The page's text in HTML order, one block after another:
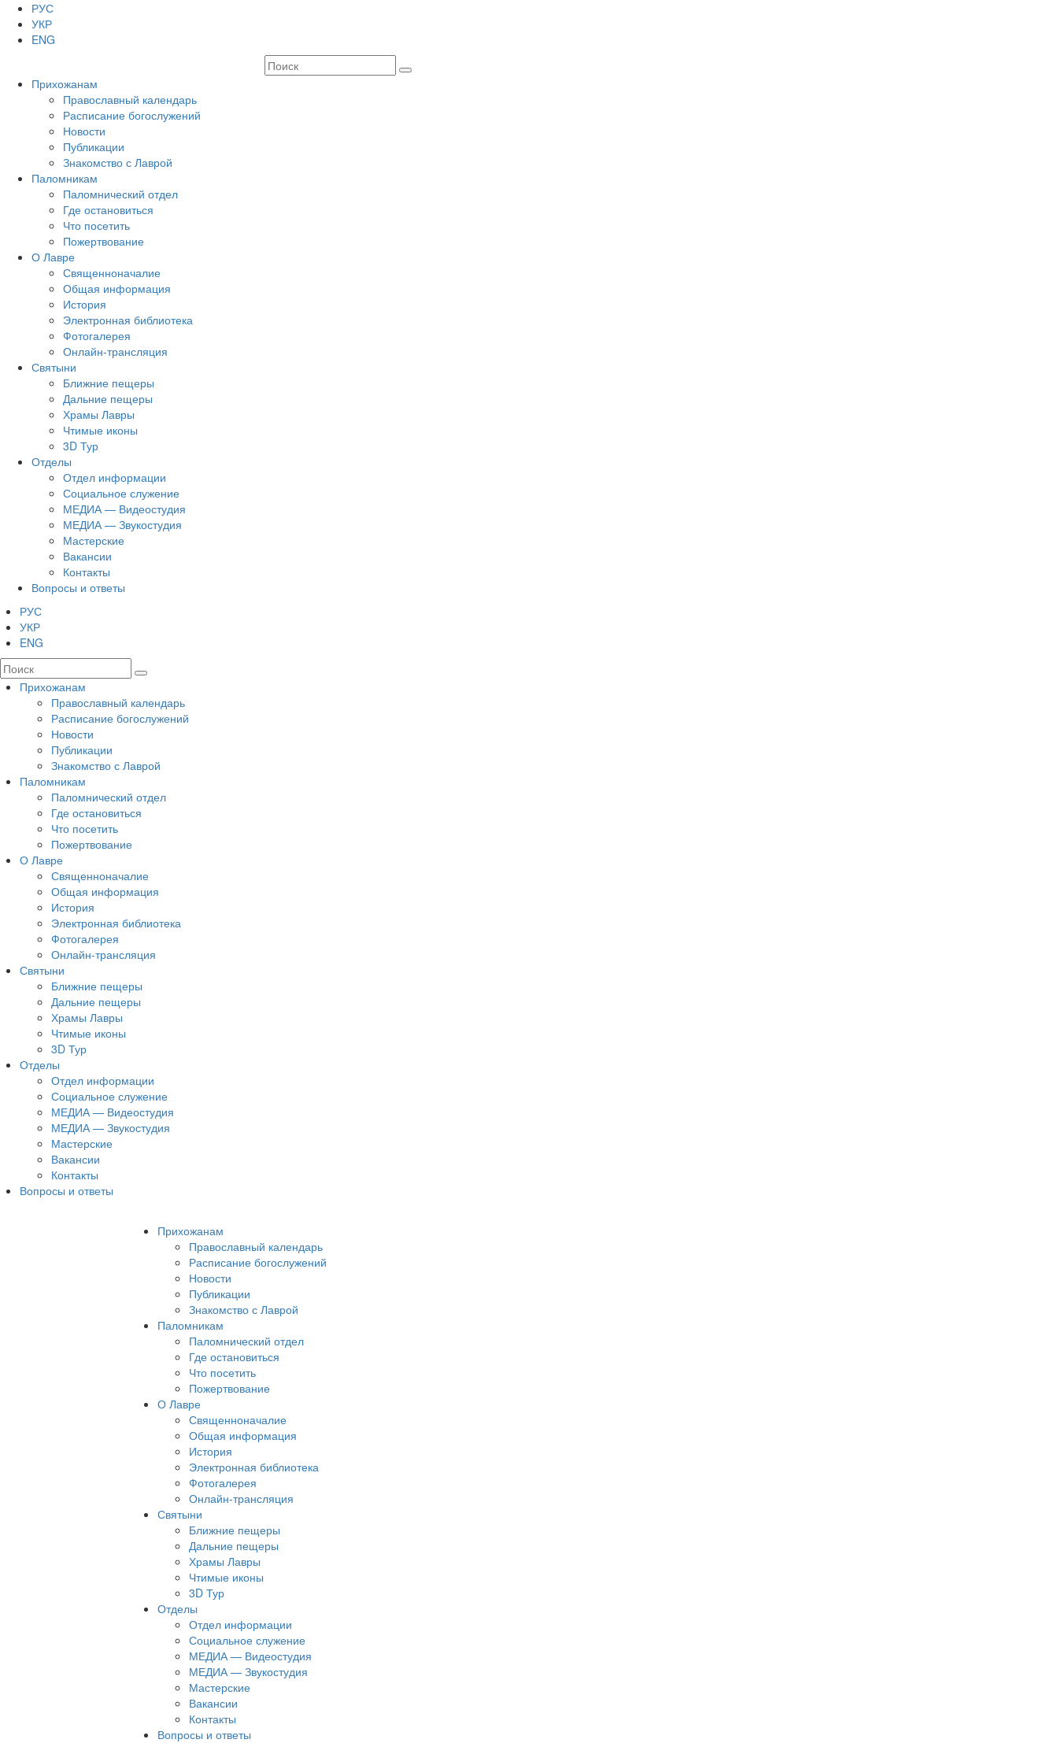
РУС
УКР
ENG
Прихожанам
Православный календарь
Расписание богослужений
Новости
Публикации
Знакомство с Лаврой
Паломникам
Паломнический отдел
Где остановиться
Что посетить
Пожертвование
О Лавре
Священноначалие
Общая информация
История
Электронная библиотека
Фотогалерея
Онлайн-трансляция
Святыни
Ближние пещеры
Дальние пещеры
Храмы Лавры
Чтимые иконы
3D Тур
Отделы
Отдел информации
Социальное служение
МЕДИА — Видеостудия
МЕДИА — Звукостудия
Мастерские
Вакансии
Контакты
Вопросы и ответы
РУС
УКР
ENG
Прихожанам
Православный календарь
Расписание богослужений
Новости
Публикации
Знакомство с Лаврой
Паломникам
Паломнический отдел
Где остановиться
Что посетить
Пожертвование
О Лавре
Священноначалие
Общая информация
История
Электронная библиотека
Фотогалерея
Онлайн-трансляция
Святыни
Ближние пещеры
Дальние пещеры
Храмы Лавры
Чтимые иконы
3D Тур
Отделы
Отдел информации
Социальное служение
МЕДИА — Видеостудия
МЕДИА — Звукостудия
Мастерские
Вакансии
Контакты
Вопросы и ответы
Прихожанам
Православный календарь
Расписание богослужений
Новости
Публикации
Знакомство с Лаврой
Паломникам
Паломнический отдел
Где остановиться
Что посетить
Пожертвование
О Лавре
Священноначалие
Общая информация
История
Электронная библиотека
Фотогалерея
Онлайн-трансляция
Святыни
Ближние пещеры
Дальние пещеры
Храмы Лавры
Чтимые иконы
3D Тур
Отделы
Отдел информации
Социальное служение
МЕДИА — Видеостудия
МЕДИА — Звукостудия
Мастерские
Вакансии
Контакты
Вопросы и ответы